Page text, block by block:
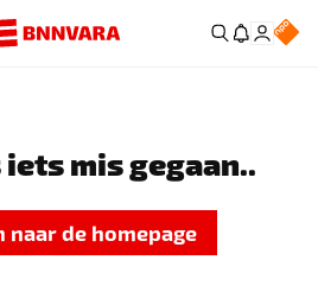
iets mis gegaan..
naar de homepage